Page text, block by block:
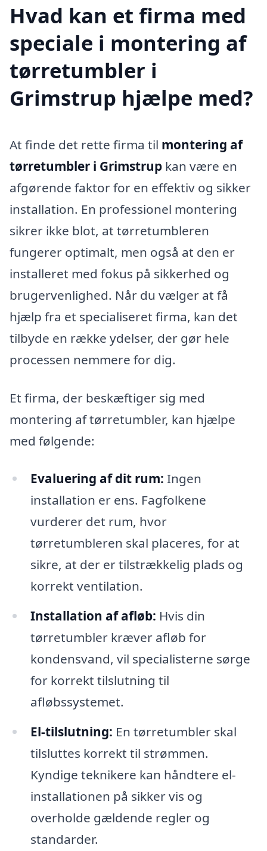
Hvad kan et firma med
speciale i montering af
tørretumbler i
Grimstrup hjælpe med?
At finde det rette firma til montering af
tørretumbler i Grimstrup kan være en
afgørende faktor for en effektiv og sikker
installation. En professionel montering
sikrer ikke blot, at tørretumbleren
fungerer optimalt, men også at den er
installeret med fokus på sikkerhed og
brugervenlighed. Når du vælger at få
hjælp fra et specialiseret firma, kan det
tilbyde en række ydelser, der gør hele
processen nemmere for dig.
Et firma, der beskæftiger sig med
montering af tørretumbler, kan hjælpe
med følgende:
Evaluering af dit rum: Ingen
installation er ens. Fagfolkene
vurderer det rum, hvor
tørretumbleren skal placeres, for at
sikre, at der er tilstrækkelig plads og
korrekt ventilation.
Installation af afløb: Hvis din
tørretumbler kræver afløb for
kondensvand, vil specialisterne sørge
for korrekt tilslutning til
afløbssystemet.
El-tilslutning: En tørretumbler skal
tilsluttes korrekt til strømmen.
Kyndige teknikere kan håndtere el-
installationen på sikker vis og
overholde gældende regler og
standarder.